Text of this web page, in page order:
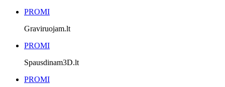
PROMI
Graviruojam.lt
PROMI
Spausdinam3D.lt
PROMI